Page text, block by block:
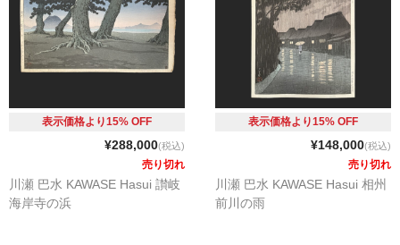
表示価格より15% OFF
¥288,000(税込)
売り切れ
川瀬 巴水 KAWASE Hasui 讃岐
海岸寺の浜
表示価格より15% OFF
¥148,000(税込)
売り切れ
川瀬 巴水 KAWASE Hasui 相州
前川の雨